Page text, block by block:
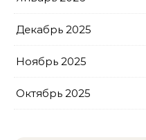
Декабрь 2025
Ноябрь 2025
Октябрь 2025